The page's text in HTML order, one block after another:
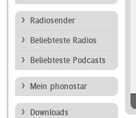
Radiosender
Beliebteste Radios
Beliebteste Podcasts
Mein phonostar
Downloads